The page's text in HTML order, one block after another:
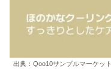
出典：Qoo10サンプルマーケット